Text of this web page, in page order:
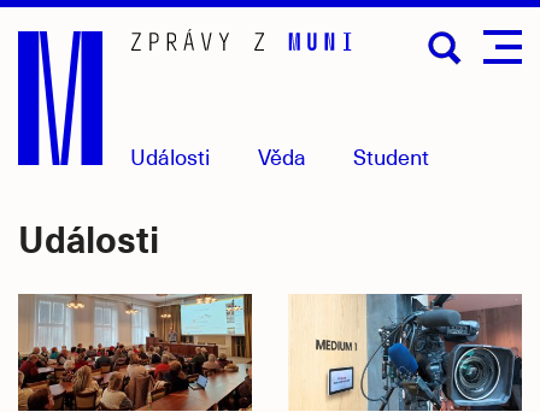
Přejít
hlavní
obsah
Události Věda Student
Události